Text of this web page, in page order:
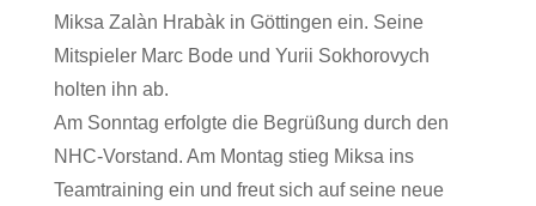
Miksa Zalàn Hrabàk in Göttingen ein. Seine
Mitspieler Marc Bode und Yurii Sokhorovych
holten ihn ab.
Am Sonntag erfolgte die Begrüßung durch den
NHC-Vorstand. Am Montag stieg Miksa ins
Teamtraining ein und freut sich auf seine neue
Hallenheft
Termine
Intern